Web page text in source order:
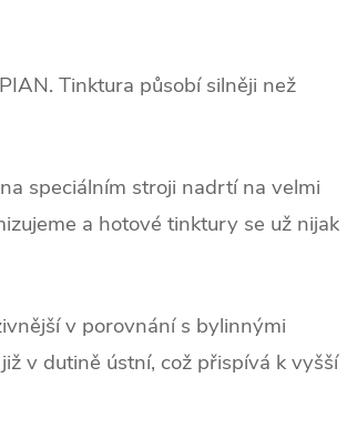
Tinktura působí silněji než
speciálním stroji nadrtí na velmi
a hotové tinktury se už nijak
v porovnání s bylinnými
v dutině ústní, což přispívá k vyšší